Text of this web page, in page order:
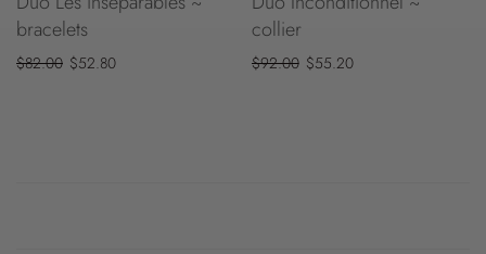
bracelets
$82.00 $52.80
collier
$92.00 $55.20